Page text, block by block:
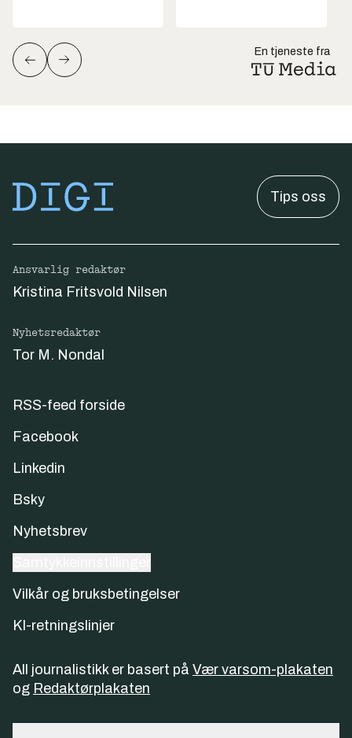
En tjeneste fra
Tips oss
Ansvarlig redaktør
Kristina Fritsvold Nilsen
Nyhetsredaktør
Tor M. Nondal
RSS-feed forside
Facebook
Linkedin
Bsky
Nyhetsbrev
Vilkår og bruksbetingelser
KI-retningslinjer
All journalistikk er basert på Vær varsom-plakaten
og Redaktørplakaten